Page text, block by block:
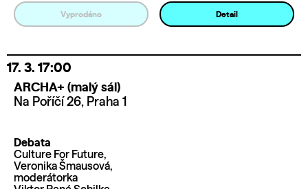
Vyprodáno Detail
17. 3. 17:00
ARCHA+ (malý sál)
Na Poříčí 26, Praha 1
Debata
Culture For Future,
Veronika Šmausová,
moderátorka